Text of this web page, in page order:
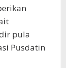
pula
Pusdatin